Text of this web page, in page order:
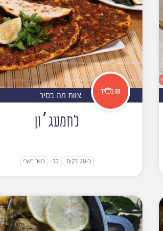
צוות מה בסיר
לחמעג׳ון
כ-20 דקות קל כשר בשרי